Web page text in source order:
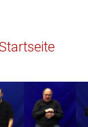
Startseite